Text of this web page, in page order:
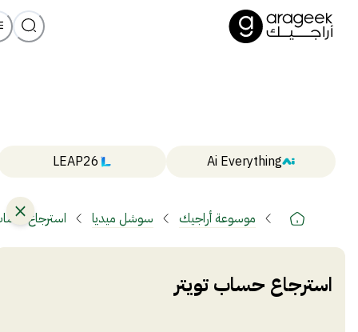
Ai Everything
LEAP26
موسوعة أراجيك سوشل ميديا استرجاع
استرجاع حساب تويتر